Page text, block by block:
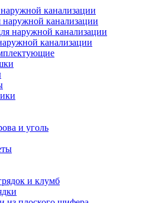
канализации
канализации
наружной канализации
канализации
и уголь
и клумб